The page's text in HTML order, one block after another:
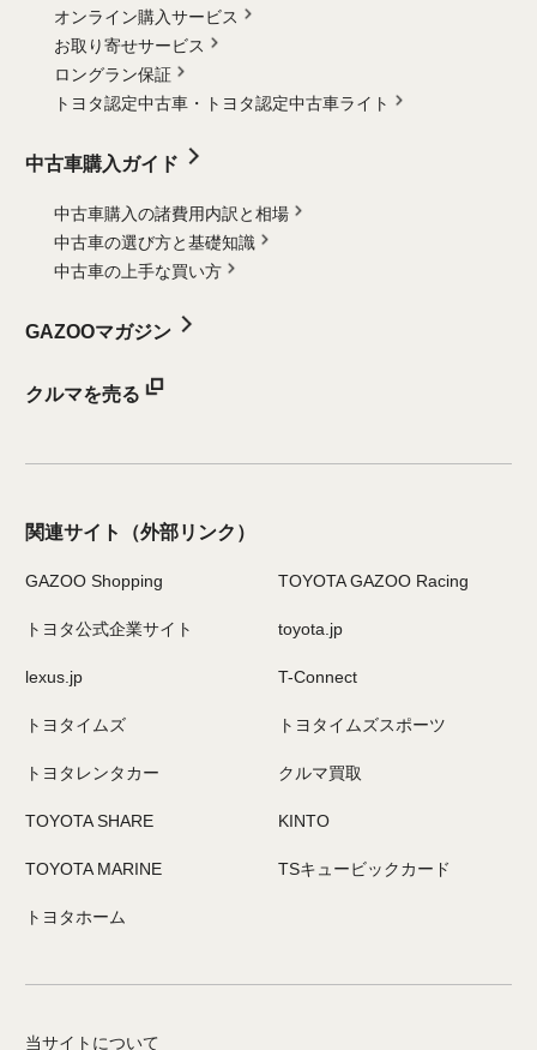
オンライン購入サービス
お取り寄せサービス
ロングラン保証
トヨタ認定中古車・
トヨタ認定中古車ライト
中古車購入ガイド
中古車購入の諸費用内訳と相場
中古車の選び方と基礎知識
中古車の上手な買い方
GAZOOマガジン
クルマを売る
関連サイト （外部リンク）
GAZOO Shopping TOYOTA GAZOO Racing
トヨタ公式企業サイト toyota.jp
lexus.jp T-Connect
トヨタイムズ トヨタイムズスポーツ
トヨタレンタカー クルマ買取
TOYOTA SHARE KINTO
TOYOTA MARINE TSキュービックカード
トヨタホーム
当サイトについて